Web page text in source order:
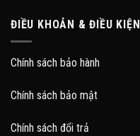
ĐIỀU KHOẢN & ĐIỀU KIỆN
Chính sách bảo hành
Chính sách bảo mật
Chính sách đổi trả